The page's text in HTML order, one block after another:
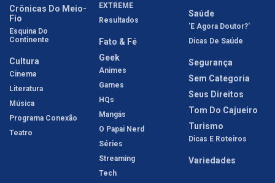
Crônicas Do Meio-
Fio
Esquina Do
Continente
Cultura
Cinema
Literatura
Música
Programa Conexão
Teatro
EXTREME
Resultados
Fato & Fé
Geek
Animes
Games
HQs
Mangás
O Papai Nerd
Séries
Streaming
Tech
Saúde
'E Agora Doutor?'
Dicas De Saúde
Segurança
Sem Categoria
Seus Direitos
Tom Do Cajueiro
Turismo
Dicas E Roteiros
Variedades